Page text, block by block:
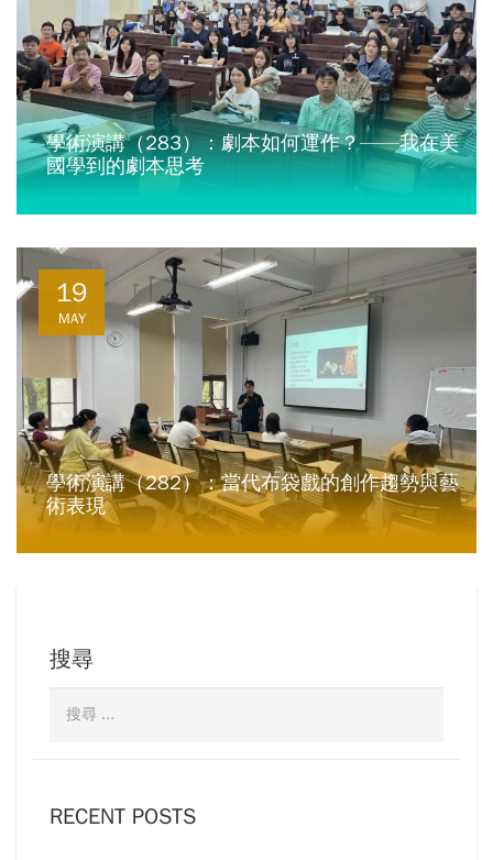
學術演講（283）：劇本如何運作？——我在美
國學到的劇本思考
19
MAY
學術演講（282）：當代布袋戲的創作趨勢與藝
術表現
搜尋
RECENT POSTS